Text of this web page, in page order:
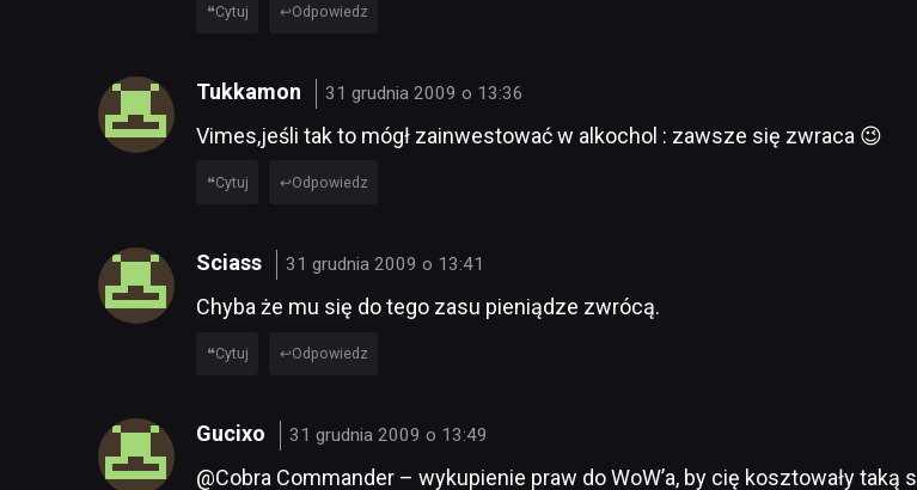
Cytuj Odpowiedz
Tukkamon 31 grudnia 2009 o 13:36
Vimes,jeśli tak to mógł zainwestować w alkochol : zawsze się zwraca 😉
Cytuj Odpowiedz
Sciass 31 grudnia 2009 o 13:41
Chyba że mu się do tego zasu pieniądze zwrócą.
Cytuj Odpowiedz
Gucixo 31 grudnia 2009 o 13:49
@Cobra Commander – wykupienie praw do WoW’a, by cię kosztowały